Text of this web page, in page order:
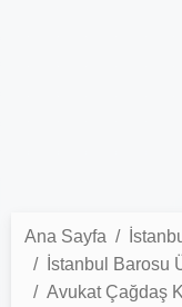
Ana Sayfa
İstanbul Barosu
Avukat Çağdaş